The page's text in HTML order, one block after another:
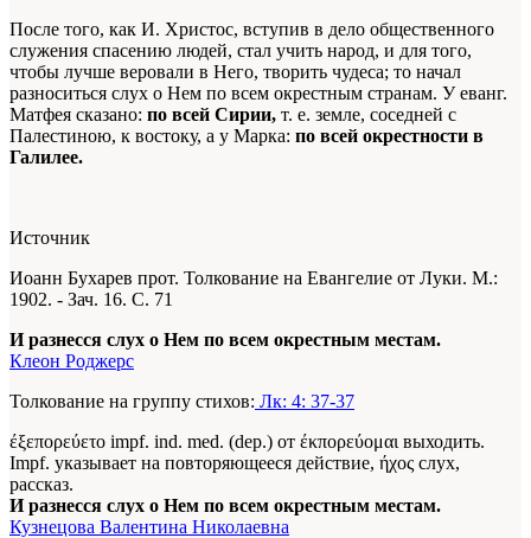
После того, как И. Христос, вступив в дело общественного
служения спасению людей, стал учить народ, и для того,
чтобы лучше веровали в Него, творить чудеса; то начал
разноситься слух о Нем по всем окрестным странам. У еванг.
Матфея сказано: по всей Сирии, т. е. земле, соседней с
Палестиною, к востоку, а у Марка: по всей окрестности в
Галилее.
Источник
Иоанн Бухарев прот. Толкование на Евангелие от Луки. М.:
1902. - Зач. 16. С. 71
И разнесся слух о Нем по всем окрестным местам.
Клеон Роджерс
Толкование на группу стихов: Лк: 4: 37-37
έξεπορεύετο impf. ind. med. (dep.) от έκπορεύομαι выходить.
Impf. указывает на повторяющееся действие, ήχος слух,
рассказ.
И разнесся слух о Нем по всем окрестным местам.
Кузнецова Валентина Николаевна